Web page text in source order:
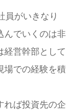
がいきなり
んでいくのは非
経営幹部として
場での経験を積
れば投資先の企